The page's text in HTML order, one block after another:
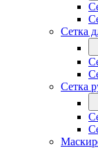
Сетка
Сетка